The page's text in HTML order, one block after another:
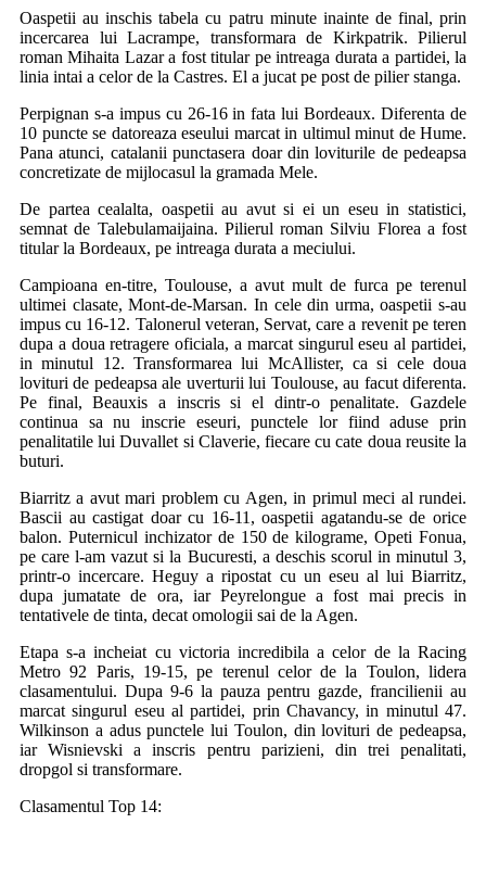
Oaspetii au inschis tabela cu patru minute inainte de final, prin
incercarea lui Lacrampe, transformara de Kirkpatrik. Pilierul
roman Mihaita Lazar a fost titular pe intreaga durata a partidei, la
linia intai a celor de la Castres. El a jucat pe post de pilier stanga.
Perpignan s-a impus cu 26-16 in fata lui Bordeaux. Diferenta de
10 puncte se datoreaza eseului marcat in ultimul minut de Hume.
Pana atunci, catalanii punctasera doar din loviturile de pedeapsa
concretizate de mijlocasul la gramada Mele.
De partea cealalta, oaspetii au avut si ei un eseu in statistici,
semnat de Talebulamaijaina. Pilierul roman Silviu Florea a fost
titular la Bordeaux, pe intreaga durata a meciului.
Campioana en-titre, Toulouse, a avut mult de furca pe terenul
ultimei clasate, Mont-de-Marsan. In cele din urma, oaspetii s-au
impus cu 16-12. Talonerul veteran, Servat, care a revenit pe teren
dupa a doua retragere oficiala, a marcat singurul eseu al partidei,
in minutul 12. Transformarea lui McAllister, ca si cele doua
lovituri de pedeapsa ale uverturii lui Toulouse, au facut diferenta.
Pe final, Beauxis a inscris si el dintr-o penalitate. Gazdele
continua sa nu inscrie eseuri, punctele lor fiind aduse prin
penalitatile lui Duvallet si Claverie, fiecare cu cate doua reusite la
buturi.
Biarritz a avut mari problem cu Agen, in primul meci al rundei.
Bascii au castigat doar cu 16-11, oaspetii agatandu-se de orice
balon. Puternicul inchizator de 150 de kilograme, Opeti Fonua,
pe care l-am vazut si la Bucuresti, a deschis scorul in minutul 3,
printr-o incercare. Heguy a ripostat cu un eseu al lui Biarritz,
dupa jumatate de ora, iar Peyrelongue a fost mai precis in
tentativele de tinta, decat omologii sai de la Agen.
Etapa s-a incheiat cu victoria incredibila a celor de la Racing
Metro 92 Paris, 19-15, pe terenul celor de la Toulon, lidera
clasamentului. Dupa 9-6 la pauza pentru gazde, francilienii au
marcat singurul eseu al partidei, prin Chavancy, in minutul 47.
Wilkinson a adus punctele lui Toulon, din lovituri de pedeapsa,
iar Wisnievski a inscris pentru parizieni, din trei penalitati,
dropgol si transformare.
Clasamentul Top 14: